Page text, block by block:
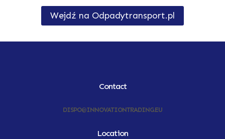
Wejdź na Odpadytransport.pl
Contact
DISPO@INNOVATIONTRADING.EU
Location